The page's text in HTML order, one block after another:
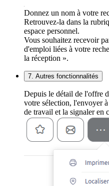
Donnez un nom à votre
Retrouvez-la dans la
espace personnel.
Vous souhaitez recevoir
d'emploi liées à votre
la réception ».
7. Autres fonctionnalités
Depuis le détail de l'offre
votre sélection, l'envoyer
de travail et la signaler en